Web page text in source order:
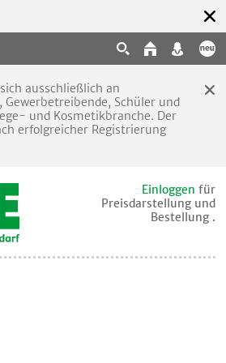
ausschließlich an
Schüler und
und Kosmetikbranche. Der
erfolgreicher Registrierung
Einloggen für
Preisdarstellung und
Bestellung .